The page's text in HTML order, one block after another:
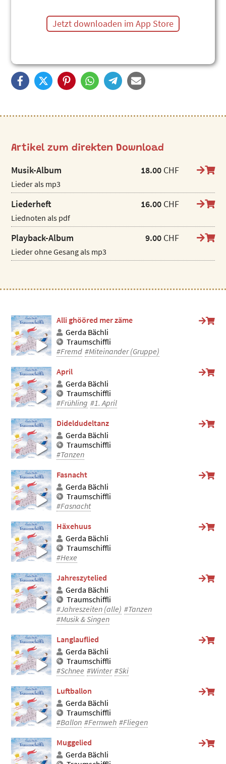
hochdeutscher Sprache erhältlich. Dazu ist auch das
gleichnamige Liederheft „Traumschiffchen“ (Text in
Dauer 46 min
Artikel zum direkten Download
Musik-Album 18.00 CHF
Lieder als mp3
Liederheft 16.00 CHF
Liednoten als pdf
Playback-Album 9.00 CHF
Lieder ohne Gesang als mp3
Alli ghööred mer zäme
Gerda Bächli
Traumschiffli
#Fremd #Miteinander (Gruppe)
April
Gerda Bächli
Traumschiffli
#Frühling #1. April
Dideldudeltanz
Gerda Bächli
Traumschiffli
#Tanzen
Fasnacht
Gerda Bächli
Traumschiffli
#Fasnacht
Häxehuus
Gerda Bächli
Traumschiffli
#Hexe
Jahreszytelied
Gerda Bächli
Traumschiffli
#Jahreszeiten (alle) #Tanzen
#Musik & Singen
Langlauflied
Gerda Bächli
Traumschiffli
#Schnee #Winter #Ski
Luftballon
Gerda Bächli
Traumschiffli
#Ballon #Fernweh #Fliegen
Muggelied
Gerda Bächli
Jetzt downloaden im App Store